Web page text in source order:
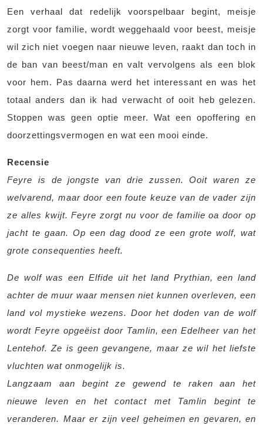
Een verhaal dat redelijk voorspelbaar begint, meisje
zorgt voor familie, wordt weggehaald voor beest, meisje
wil zich niet voegen naar nieuwe leven, raakt dan toch in
de ban van beest/man en valt vervolgens als een blok
voor hem. Pas daarna werd het interessant en was het
totaal anders dan ik had verwacht of ooit heb gelezen.
Stoppen was geen optie meer. Wat een opoffering en
doorzettingsvermogen en wat een mooi einde.
Recensie
Feyre is de jongste van drie zussen. Ooit waren ze
welvarend, maar door een foute keuze van de vader zijn
ze alles kwijt. Feyre zorgt nu voor de familie oa door op
jacht te gaan. Op een dag dood ze een grote wolf, wat
grote consequenties heeft.
De wolf was een Elfide uit het land Prythian, een land
achter de muur waar mensen niet kunnen overleven, een
land vol mystieke wezens. Door het doden van de wolf
wordt Feyre opgeëist door Tamlin, een Edelheer van het
Lentehof. Ze is geen gevangene, maar ze wil het liefste
vluchten wat onmogelijk is.
Langzaam aan begint ze gewend te raken aan het
nieuwe leven en het contact met Tamlin begint te
veranderen. Maar er zijn veel geheimen en gevaren, en